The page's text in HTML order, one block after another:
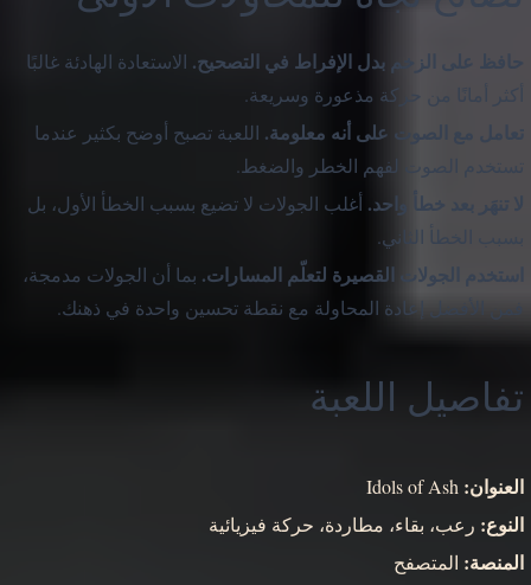
حافظ على الزخم بدل الإفراط في التصحيح. الاستعادة الهادئة غالبًا
أكثر أمانًا من حركة مذعورة وسريعة.
تعامل مع الصوت على أنه معلومة. اللعبة تصبح أوضح بكثير عندما
تستخدم الصوت لفهم الخطر والضغط.
لا تنهَر بعد خطأ واحد. أغلب الجولات لا تضيع بسبب الخطأ الأول، بل
بسبب الخطأ الثاني.
استخدم الجولات القصيرة لتعلّم المسارات. بما أن الجولات مدمجة،
فمن الأفضل إعادة المحاولة مع نقطة تحسين واحدة في ذهنك.
تفاصيل اللعبة
العنوان:
النوع: رعب، بقاء، مطاردة، حركة فيزيائية
المنصة: المتصفح